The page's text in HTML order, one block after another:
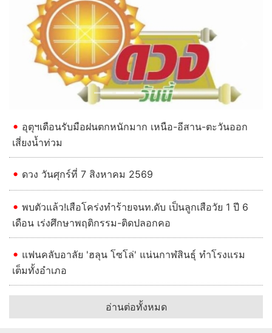
Previous
อุตุฯเตือนรับมือฝนตกหนักมาก เหนือ-อีสาน-ตะวันออก
เสี่ยงน้ำท่วม
ดวง วันศุกร์ที่ 7 สิงหาคม 2569
พบตัวแล้ว!เสือโคร่งทำร้ายจนท.ดับ เป็นลูกเสือวัย 1 ปี 6
เดือน เร่งศึกษาพฤติกรรม-ติดปลอกคอ
แฟนคลับอาลัย 'ฮลุน โซโล่' แน่นกาฬสินธุ์ ทำโรงแรม
เต็มทั้งอำเภอ
อ่านต่อทั้งหมด